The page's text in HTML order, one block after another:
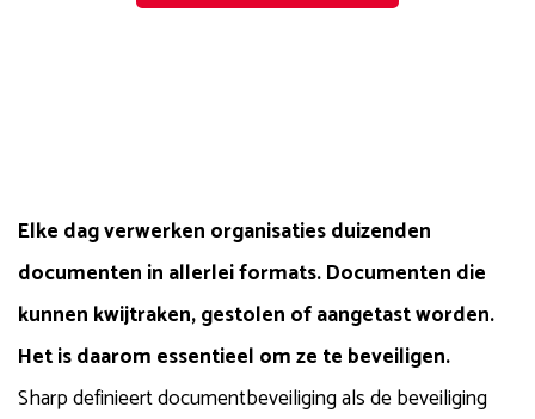
Elke dag verwerken organisaties duizenden
documenten in allerlei formats. Documenten die
kunnen kwijtraken, gestolen of aangetast worden.
Het is daarom essentieel om ze te beveiligen.
Sharp definieert documentbeveiliging als de beveiliging